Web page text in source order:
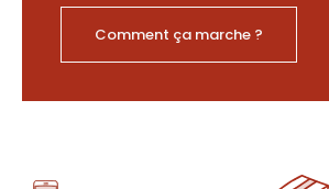
Comment ça marche ?